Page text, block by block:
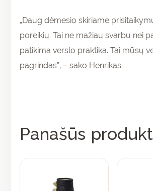
„Daug dėmesio skiriame
poreikių. Tai ne mažiau svarbu nei
patikima verslo praktika. Tai mūsų
pagrindas“, – sako Henrikas.
Panašūs